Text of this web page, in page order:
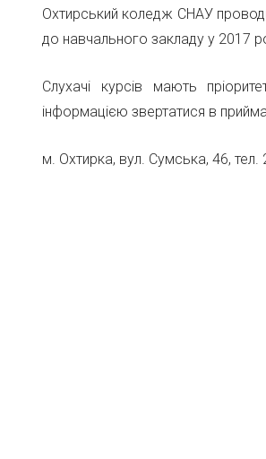
Охтирський коледж СНАУ
до навчального закладу у 2017
Слухачі курсів мають
інформацією звертатися в
м. Охтирка, вул. Сумська, 46, тел.